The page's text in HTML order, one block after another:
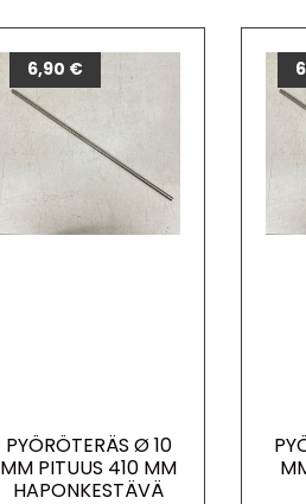
PYÖRÖTERÄS Ø 10
MM PITUUS 410 MM
HAPONKESTÄVÄ
6,90 €